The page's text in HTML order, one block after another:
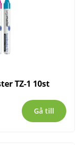
TZ-1 10st
Gå till